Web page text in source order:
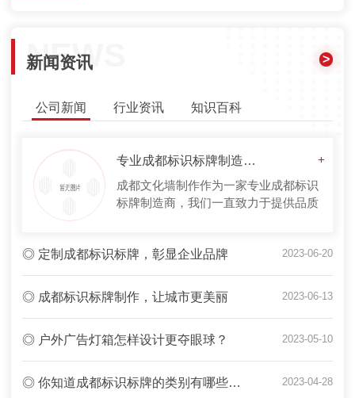
NEWS
新闻资讯 >
公司新闻 行业资讯 知识百科
专业成都标识标牌制造商，品质有保障
+
成都文化墙制作作为一家专业成都标识
标牌制造商，我们一直致力于提供品质
采用了高品质的原材料和严格的生产工
艺。我们选择..的材料，并从不使用次
品或劣质材料。同时，我们在生产中也
严格把关每一个环节，..产品质量稳定
水、耐腐蚀...
◎ 定制成都标识标牌，彰显企业品牌 2023-06-20
◎ 成都标识标牌制作，让城市更美丽 2023-06-13
◎ 户外广告灯箱怎样设计更夺眼球？ 2023-05-10
◎ 你知道成都标识标牌的类别有哪些吗？ 2023-04-28